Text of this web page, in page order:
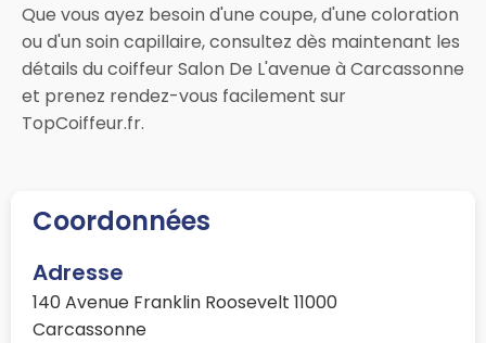
Que vous ayez besoin d'une coupe, d'une coloration
ou d'un soin capillaire, consultez dès maintenant les
détails du coiffeur Salon De L'avenue à Carcassonne
et prenez rendez-vous facilement sur
TopCoiffeur.fr.
Coordonnées
Adresse
140 Avenue Franklin Roosevelt 11000
Carcassonne